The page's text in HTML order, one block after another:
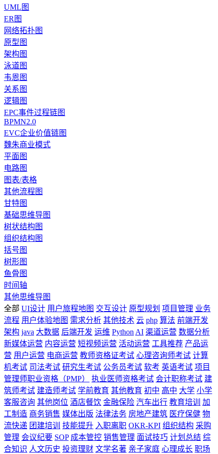
UML图
ER图
网络拓扑图
原型图
架构图
泳道图
韦恩图
关系图
逻辑图
EPC事件过程链图
BPMN2.0
EVC企业价值链图
魏朱商业模式
平面图
电路图
图表/表格
其他流程图
甘特图
基础思维导图
树状结构图
组织结构图
括号图
树形图
鱼骨图
时间轴
其他思维导图
全部 UI设计 用户旅程地图 交互设计 原型规划 项目管理 业务
流程 用户体验地图 需求分析 其他技术 云 php 算法 前端开发
架构 java 大数据 后端开发 运维 Python AI 渠道运营 数据分析
新媒体运营 内容运营 短视频运营 活动运营 工具推荐 产品运
营 用户运营 电商运营 教师资格证考试 心理咨询师考试 计算
机考试 司法考试 研究生考试 公务员考试 软考 英语考试 项目
管理师职业资格（PMP）
执业医师资格考试 会计职称考试 建
筑师考试 建造师考试 学前教育 其他教育 初中 高中 大学 小学
客服咨询 其他岗位 酒店餐饮 金融保险 汽车出行 教育培训
加
工制造 商务销售 媒体出版 法律法务 房地产建筑 医疗保健 物
流快递 团建培训 技能提升 入职离职 OKR-KPI 组织结构 采购
管理 会议纪要 SOP 成本管控 销售管理 面试技巧 计划总结 综
合知识 人文历史 投资理财 文学名著 亲子家庭 心理成长 职场